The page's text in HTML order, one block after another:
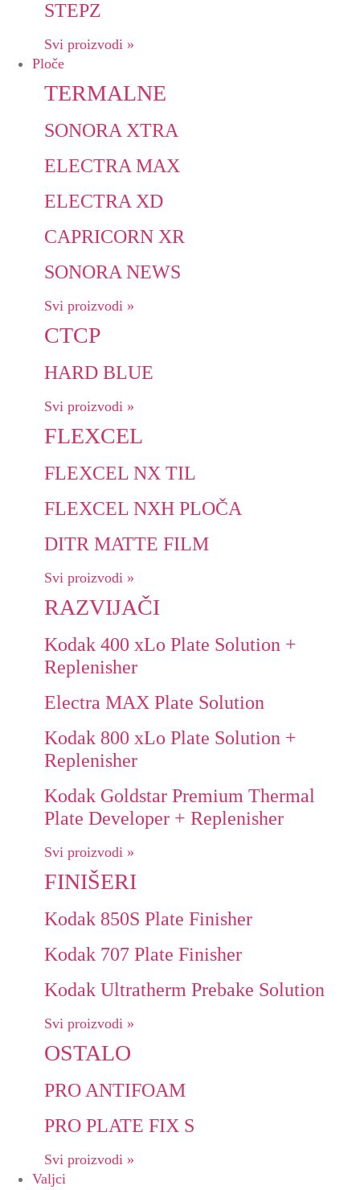
STEPZ
Svi proizvodi »
Ploče
TERMALNE
SONORA XTRA
ELECTRA MAX
ELECTRA XD
CAPRICORN XR
SONORA NEWS
Svi proizvodi »
CTCP
HARD BLUE
Svi proizvodi »
FLEXCEL
FLEXCEL NX TIL
FLEXCEL NXH PLOČA
DITR MATTE FILM
Svi proizvodi »
RAZVIJAČI
Kodak 400 xLo Plate Solution +
Replenisher
Electra MAX Plate Solution
Kodak 800 xLo Plate Solution +
Replenisher
Kodak Goldstar Premium Thermal
Plate Developer + Replenisher
Svi proizvodi »
FINIŠERI
Kodak 850S Plate Finisher
Kodak 707 Plate Finisher
Kodak Ultratherm Prebake Solution
Svi proizvodi »
OSTALO
PRO ANTIFOAM
PRO PLATE FIX S
Svi proizvodi »
Valjci